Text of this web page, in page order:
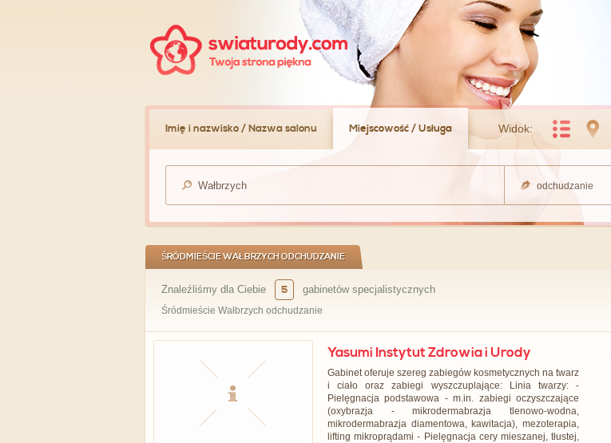
Imię i nazwisko / Nazwa salonu Miejscowość / Usługa Widok:
odchudzanie
ŚRÓDMIEŚCIE WAŁBRZYCH ODCHUDZANIE
Znaleźliśmy dla Ciebie 5 gabinetów specjalistycznych
Śródmieście Wałbrzych odchudzanie
Yasumi Instytut Zdrowia i Urody
Gabinet oferuje szereg zabiegów kosmetycznych na twarz
i ciało oraz zabiegi wyszczuplające: Linia twarzy: -
Pielęgnacja podstawowa - m.in. zabiegi oczyszczające
(oxybrazja - mikrodermabrazja tlenowo-wodna,
mikrodermabrazja diamentowa, kawitacja), mezoterapia,
lifting mikroprądami - Pielęgnacja cery mieszanej, tłustej,